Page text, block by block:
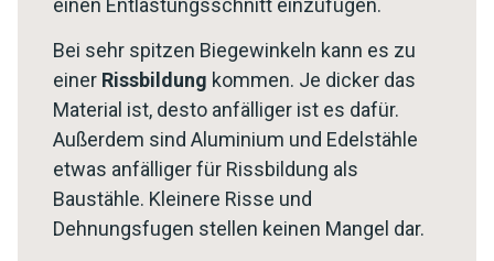
einen Entlastungsschnitt einzufügen.
Bei sehr spitzen Biegewinkeln kann es zu
einer Rissbildung kommen. Je dicker das
Material ist, desto anfälliger ist es dafür.
Außerdem sind Aluminium und Edelstähle
etwas anfälliger für Rissbildung als
Baustähle. Kleinere Risse und
Dehnungsfugen stellen keinen Mangel dar.